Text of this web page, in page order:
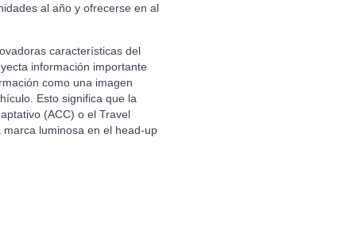
al año y ofrecerse en al
características del
información importante
como una imagen
Esto significa que la
(ACC) o el Travel
luminosa en el head-up